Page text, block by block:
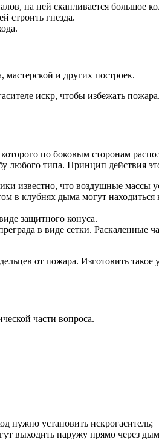
на ней скапливается большое
строить гнезда.
и других построек.
искр, чтобы избежать пожара.
по боковым сторонам
типа. Принцип действия
известно, что воздушные массы
в клубнях дыма могут
защитного конуса.
в виде сетки. Раскаленные
от пожара. Изготовить
части вопроса.
нужно установить искрогаситель;
выходить наружу прямо через